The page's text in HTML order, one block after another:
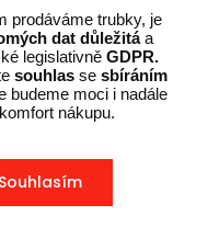
prodáváme trubky, je
dat důležitáa
legislativně GDPR.
souhlas se sbíráním
budeme moci i nadále
nákupu.
Souhlasím